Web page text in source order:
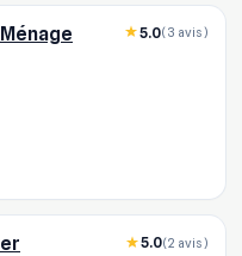
5.0(3 avis)
5.0(2 avis)